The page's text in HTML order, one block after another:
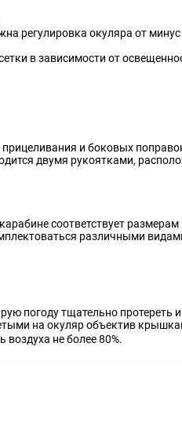
регулировка окуляра от
в зависимости от
и боковых
двумя рукоятками,
соответствует
различными
погоду тщательно протереть
на окуляр объектив
воздуха не более 80%.